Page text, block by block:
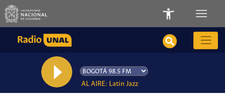
AL AIRE: Latin Jazz